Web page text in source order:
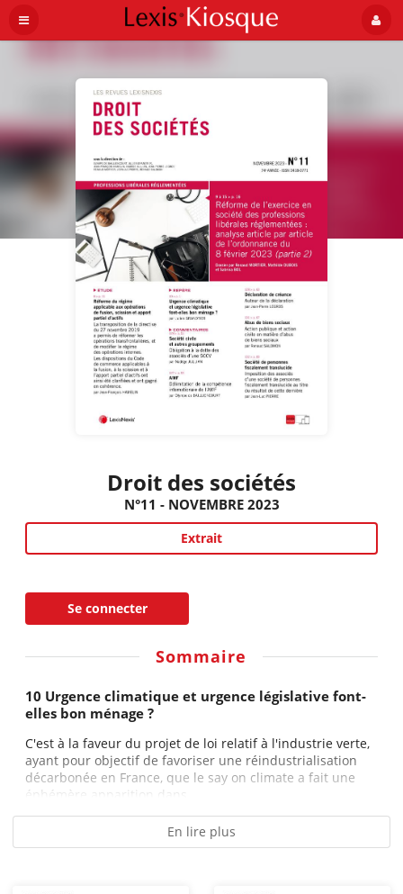
Droit des sociétés
N°11 - NOVEMBRE 2023
Extrait
Se connecter
Sommaire
10 Urgence climatique et urgence législative font-
elles bon ménage ?
C'est à la faveur du projet de loi relatif à l'industrie verte,
ayant pour objectif de favoriser une réindustrialisation
décarbonée en France, que le say on climate a fait une
éphémère apparition dans...
En lire plus